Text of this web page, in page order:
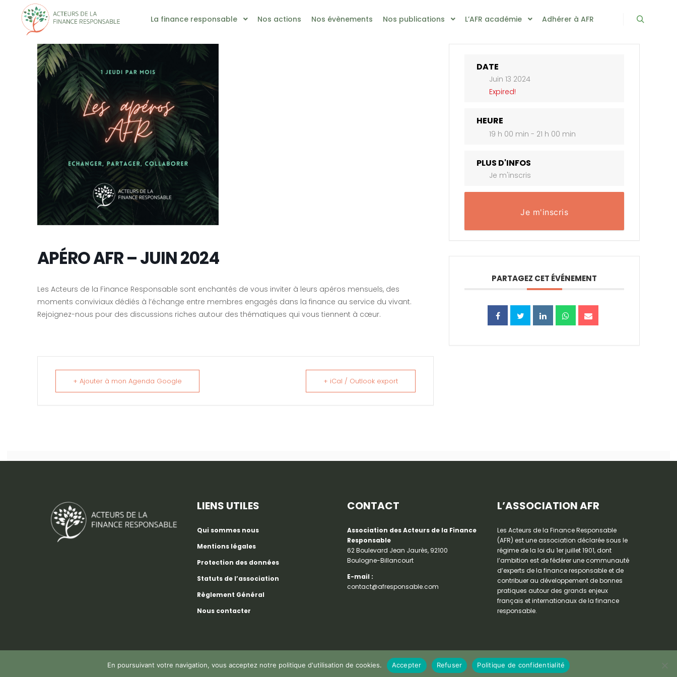
La finance responsable Nos actions Nos évènements Nos publications L’AFR académie Adhérer à AFR
APÉRO AFR – JUIN 2024
Les Acteurs de la Finance Responsable sont enchantés de vous inviter à leurs apéros mensuels, des
moments conviviaux dédiés à l’échange entre membres engagés dans la finance au service du vivant.
Rejoignez-nous pour des discussions riches autour des thématiques qui vous tiennent à cœur.
+ Ajouter à mon Agenda Google + iCal / Outlook export
DATE
Juin 13 2024
Expired!
HEURE
19 h 00 min - 21 h 00 min
PLUS D'INFOS
Je m'inscris
Je m'inscris
PARTAGEZ CET ÉVÉNEMENT
LIENS UTILES
Qui sommes nous
Mentions légales
Protection des données
Statuts de l’association
Règlement Général
Nous contacter
CONTACT
Association des Acteurs de la Finance
Responsable
62 Boulevard Jean Jaurès, 92100
Boulogne-Billancourt
E-mail :
contact@afresponsable.com
L’ASSOCIATION AFR
Les Acteurs de la Finance Responsable
(AFR) est une association déclarée sous le
régime de la loi du 1er juillet 1901, dont
l’ambition est de fédérer une communauté
d’experts de la finance responsable et de
contribuer au développement de bonnes
pratiques autour des grands enjeux
français et internationaux de la finance
responsable.
Copyright 2025 © AFR | Tous droits réservés.
En poursuivant votre navigation, vous acceptez notre politique d'utilisation de cookies. Accepter Refuser Politique de confidentialité